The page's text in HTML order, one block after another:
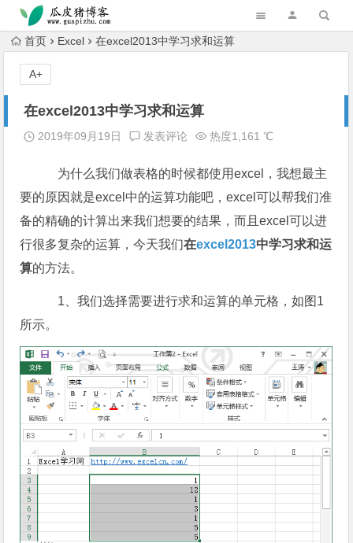
跳转到主内容
首页 Excel 在excel2013中学习求和运算
在excel2013中学习求和运算
2019年09月19日 发表评论 热度1,161 ℃
为什么我们做表格的时候都使用excel，我想最主
要的原因就是excel中的运算功能吧，excel可以帮我们准
备的精确的计算出来我们想要的结果，而且excel可以进
行很多复杂的运算，今天我们在excel2013中学习求和运
算的方法。
1、我们选择需要进行求和运算的单元格，如图1
所示。
A+